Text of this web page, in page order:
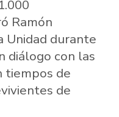
Ramón
Unidad durante
diálogo con las
tiempos de
de